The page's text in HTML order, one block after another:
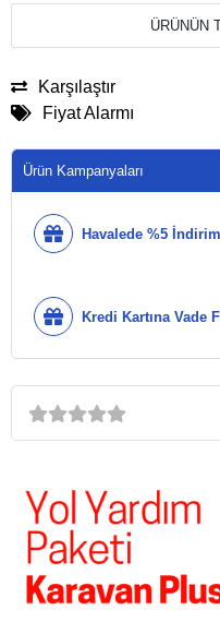
ÜRÜNÜN
Karşılaştır
Fiyat Alarmı
Ürün Kampanyaları
Havalede %5 İndirim
Kredi Kartına Vade